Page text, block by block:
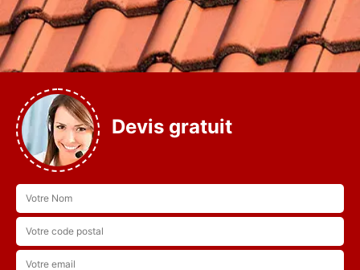
Devis gratuit